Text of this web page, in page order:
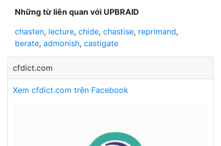
Những từ liên quan với UPBRAID
chasten, lecture, chide, chastise, reprimand,
berate, admonish, castigate
cfdict.com
Xem cfdict.com trên Facebook